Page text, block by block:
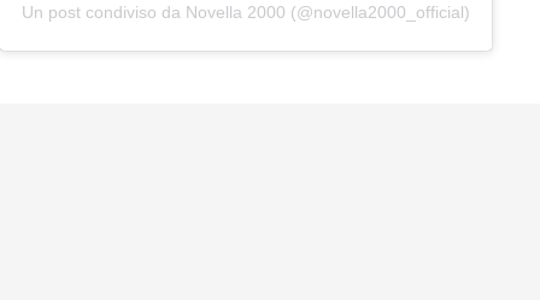
Un post condiviso da Novella 2000 (@novella2000_official)